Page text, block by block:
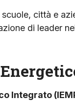
città e
di leader
Integrato